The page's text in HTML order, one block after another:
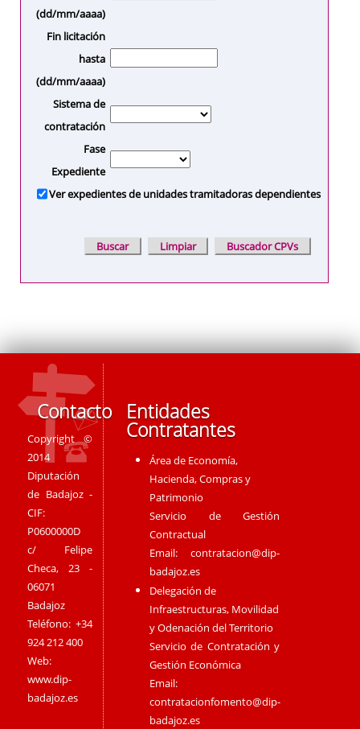
(dd/mm/aaaa)
Fin licitación
hasta
(dd/mm/aaaa)
Sistema de
contratación
Fase
Expediente
Ver expedientes de unidades tramitadoras dependientes
Contacto
Copyright ©
2014
Diputación
de Badajoz -
CIF:
P0600000D
c/ Felipe
Checa, 23 -
06071
Badajoz
Teléfono: +34
924 212 400
Web:
www.dip-
badajoz.es
Entidades
Contratantes
Área de Economía,
Hacienda, Compras y
Patrimonio
Servicio de Gestión
Contractual
Email:contratacion@dip-
badajoz.es
Delegación de
Infraestructuras, Movilidad
y Odenación del Territorio
Servicio de Contratación y
Gestión Económica
Email:
contratacionfomento@dip-
badajoz.es